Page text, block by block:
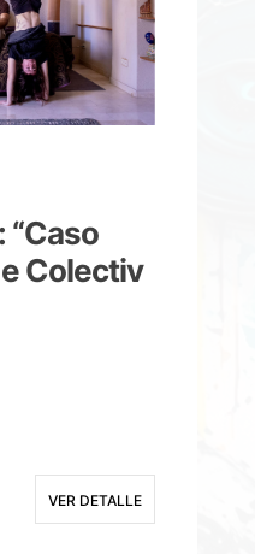
“Caso
Colectiv
VER DETALLE